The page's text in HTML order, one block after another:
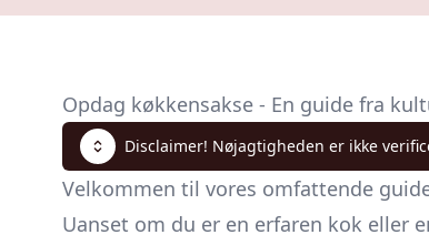
Opdag køkkensakse - En guide fra
Disclaimer! Nøjagtigheden er ikke
Velkommen til vores omfattende
Uanset om du er en erfaren kok eller